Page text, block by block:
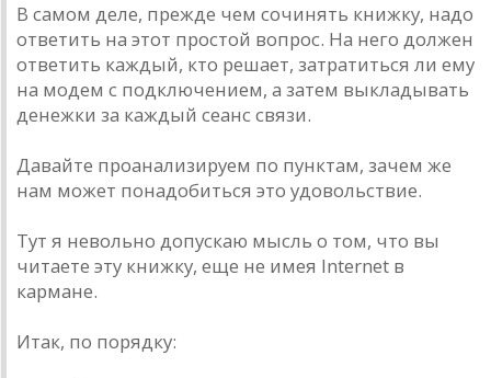
В самом деле, прежде чем сочинять книжку, надо
ответить на этот простой вопрос. На него должен
ответить каждый, кто решает, затратиться ли ему
на модем с подключением, а затем выкладывать
денежки за каждый сеанс связи.
Давайте проанализируем по пунктам, зачем же
нам может понадобиться это удовольствие.
Тут я невольно допускаю мысль о том, что вы
читаете эту книжку, еще не имея Internet в
кармане.
Итак, по порядку: